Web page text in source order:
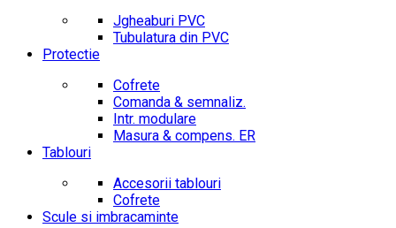
Jgheaburi PVC
Tubulatura din PVC
Protectie
Cofrete
Comanda & semnaliz.
Intr. modulare
Masura & compens. ER
Tablouri
Accesorii tablouri
Cofrete
Scule si imbracaminte